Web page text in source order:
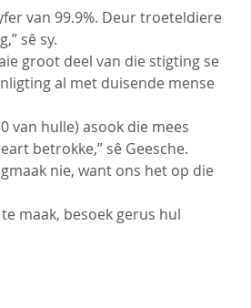
van 99.9%. Deur troeteldiere
sê sy.
groot deel van die stigting se
al met duisende mense
van hulle) asook die mees
betrokke,” sê Geesche.
nie, want ons het op die
maak, besoek gerus hul